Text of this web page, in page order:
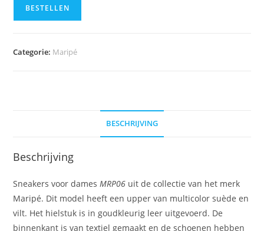
BESTELLEN
Categorie: Maripé
BESCHRIJVING
Beschrijving
Sneakers voor damesMRP06 uit de collectie van het merk
Maripé. Dit model heeft een upper van multicolor suède en
vilt. Het hielstuk is in goudkleurig leer uitgevoerd. De
binnenkant is van textiel gemaakt en de schoenen hebben